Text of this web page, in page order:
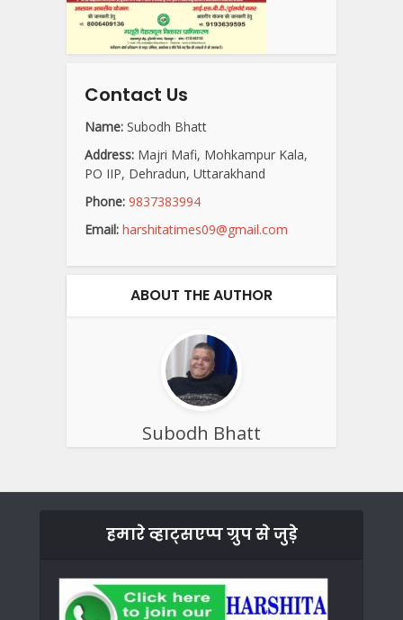
Contact Us
Name: Subodh Bhatt
Address: Majri Mafi, Mohkampur Kala,
PO IIP, Dehradun, Uttarakhand
Phone: 9837383994
Email: harshitatimes09@gmail.com
ABOUT THE AUTHOR
Subodh Bhatt
हमारे व्हाट्सएप्प ग्रुप से जुड़े